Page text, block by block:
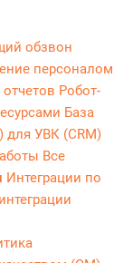
обзвон
персоналом
Робот-
База
для УВК (CRM)
Все
Интеграции по